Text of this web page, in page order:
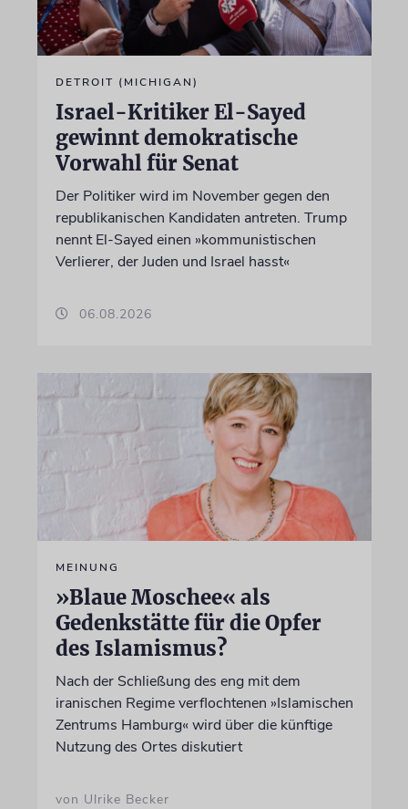
DETROIT (MICHIGAN)
Israel-Kritiker El-Sayed
gewinnt demokratische
Vorwahl für Senat
Der Politiker wird im November gegen den
republikanischen Kandidaten antreten. Trump
nennt El-Sayed einen »kommunistischen
Verlierer, der Juden und Israel hasst«
06.08.2026
MEINUNG
»Blaue Moschee« als
Gedenkstätte für die Opfer
des Islamismus?
Nach der Schließung des eng mit dem
iranischen Regime verflochtenen »Islamischen
Zentrums Hamburg« wird über die künftige
Nutzung des Ortes diskutiert
von Ulrike Becker